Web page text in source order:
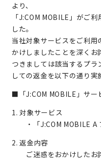
より、
「J:COM MOBILE」がご
した。
当社対象サービスをご利
かけしましたことを深くお
つきましては該当するプ
しての返金を以下の通り実
■「J:COM MOBILE」サー
1. 対象サービス
・「J:COM MOBILE A
2. 返金内容
ご迷惑をおかけしたお